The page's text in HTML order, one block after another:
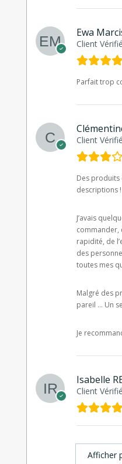
Ewa
Client Vérifié
Parfait trop
Client Vérifié
Des produits
descriptions !
J’avais
commander,
rapidité, de
des
toutes mes
Malgré des
pareil … Un
Je
Isabelle
Client Vérifié
Afficher